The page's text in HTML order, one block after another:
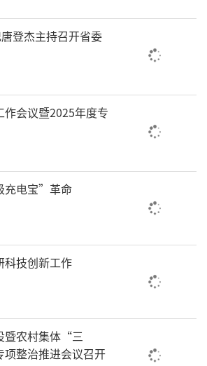
登杰主持召开省委
会议暨2025年度专
充电宝”革命
科技创新工作
暨农村集体“三
整治推进会议召开